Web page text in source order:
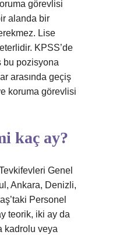
görevlisi
alanda bir
Lise
KPSS’de
bu pozisyona
arasında geçiş
koruma görevlisi
kaç ay?
Genel
Ankara, Denizli,
Personel
teorik, iki ay da
kadrolu veya